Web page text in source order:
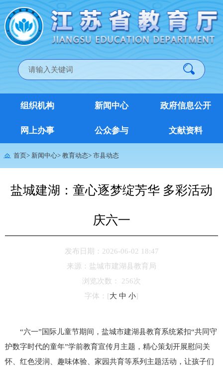
组织机构 新闻中心 政府信息公开
网上办事 公众参与 文献资料
首页> 新闻中心> 教育动态> 市县动态
盐城建湖：童心逐梦绽芳华 多彩活动
庆六一
发布日期：2026-06-02 18:47
来源： 盐城市建湖县教育局
浏览次数：
256次
字体： [大 中 小]
“六一”国际儿童节期间，盐城市建湖县教育系统紧扣“共同守
护数字时代的童年”学前教育宣传月主题，精心策划开展慰问关
怀、红色浸润、趣味体验、家园共育等系列主题活动，让孩子们